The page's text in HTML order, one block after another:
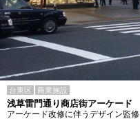
台東区 商業施設
浅草雷門通り商店街アーケード
アーケード改修に伴うデザイン監修